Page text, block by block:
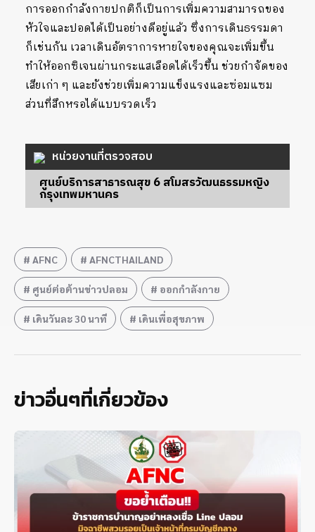
การออกกำลังกายปกติก็เป็นการเพิ่มความสามารถของ
หัวใจและปอดได้เป็นอย่างดีอยู่แล้ว ซึ่งการเดินธรรมดา
ก็เช่นกัน เวลาเดินอัตราการหายใจของคุณจะเพิ่มขึ้น
ทำให้ออกซิเจนผ่านกระแสเลือดได้เร็วขึ้น ช่วยกำจัดของ
เสียเก่า ๆ และยังช่วยเพิ่มความแข็งแรงและซ่อมแซม
ส่วนที่สึกหรอได้แบบรวดเร็ว
หน่วยงานที่ตรวจสอบ
ศูนย์บริการสาธารณสุข 6 สโมสรวัฒนธรรมหญิง
กรุงเทพมหานคร
AFNC AFNCTHAILAND
ศูนย์ต่อต้านข่าวปลอม ออกกำลังกาย
เดินวันละ 30 นาที เดินเพื่อสุขภาพ
ข่าวอื่นๆที่เกี่ยวข้อง